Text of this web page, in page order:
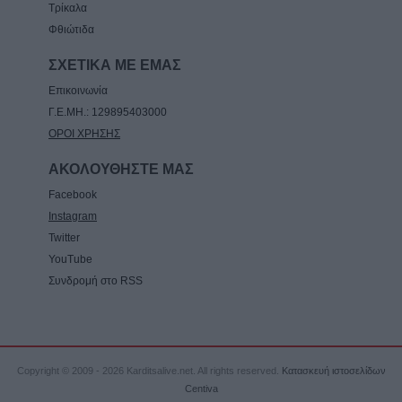
Ελληνικών και Δροσάτου
7 Αυγούστου 2026, 15:34
Ιερά Μητρόπολη: Πρόγραμμα Μητροπολίτη
Τρίκαλα
Φθιώτιδα
ΣΧΕΤΙΚΑ ΜΕ ΕΜΑΣ
Επικοινωνία
Γ.Ε.ΜΗ.: 129895403000
ΟΡΟΙ ΧΡΗΣΗΣ
ΑΚΟΛΟΥΘΗΣΤΕ ΜΑΣ
Facebook
Instagram
Twitter
YouTube
Συνδρομή στο RSS
Copyright © 2009 - 2026 Karditsalive.net. All rights reserved. Κατασκευή ιστοσελίδων
Centiva